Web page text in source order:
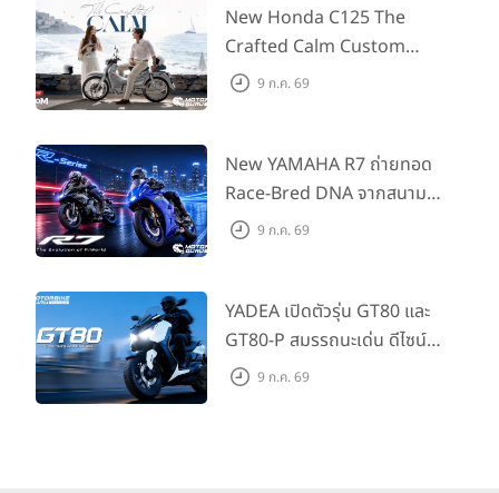
555 คันแรกรับฟรี Adapter
Type2 ฟรี
New Honda C125 The
Crafted Calm Custom
Edition ถ่ายทอดความคลาสสิ
House Flagship Store ทั่ว
ประเทศ
9 ก.ค. 69
New YAMAHA R7 ถ่ายทอด
Race-Bred DNA จากสนาม
แข่งสู่ซูเปอร์สปอร์ตคลาสกลาง
9 ก.ค. 69
YADEA เปิดตัวรุ่น GT80 และ
GT80-P สมรรถนะเด่น ดีไซน์หรู
ปลอดภัย ราคาเข้าถึงง่าย จด
9 ก.ค. 69